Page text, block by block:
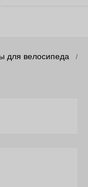
для велосипеда